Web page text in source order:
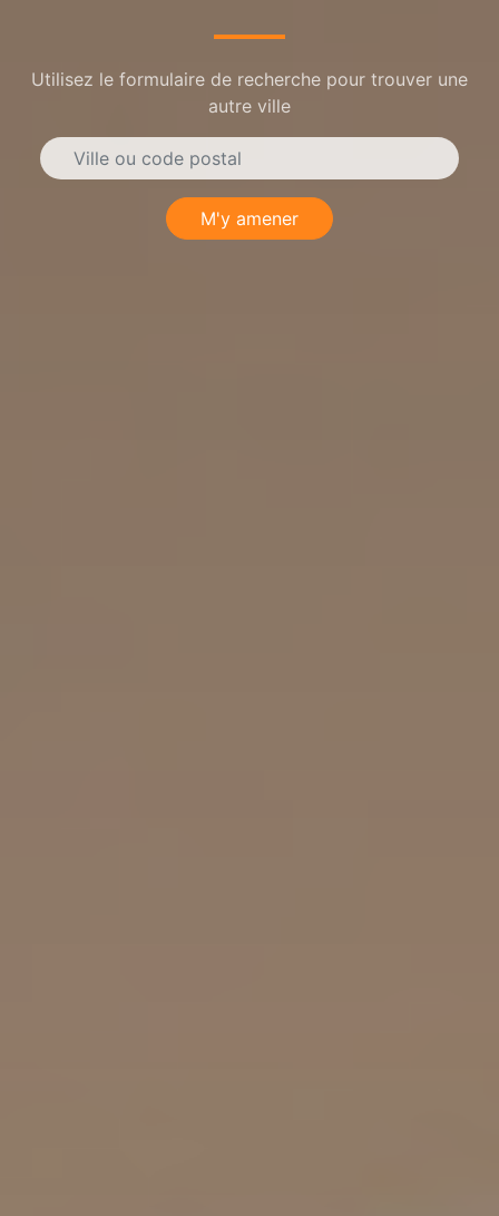
Utilisez le formulaire de recherche pour trouver une
autre ville
M'y amener